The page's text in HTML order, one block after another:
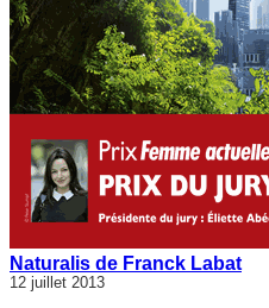
Naturalis de Franck Labat
12 juillet 2013